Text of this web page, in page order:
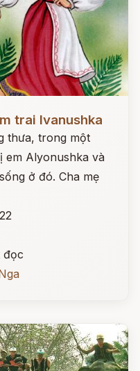
trai Ivanushka
thưa, trong một
em Alyonushka và
ở đó. Cha mẹ
đọc